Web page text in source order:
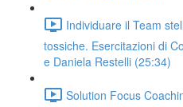
Individuare il Team
tossiche. Esercitazioni di
e Daniela Restelli (25:34)
Solution Focus